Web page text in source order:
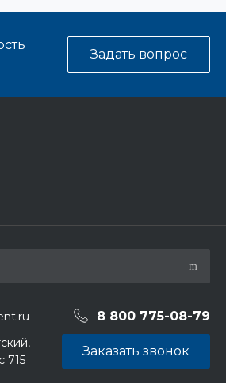
Задать вопрос
8 800 775-08-79
715
Заказать звонок